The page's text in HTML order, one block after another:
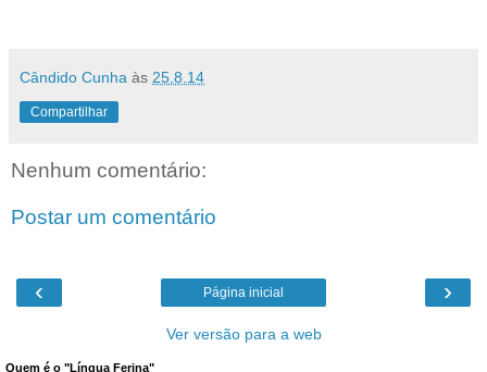
Cândido Cunha às 25.8.14
Compartilhar
Nenhum comentário:
Postar um comentário
‹ ›
Página inicial
Ver versão para a web
Quem é o "Língua Ferina"